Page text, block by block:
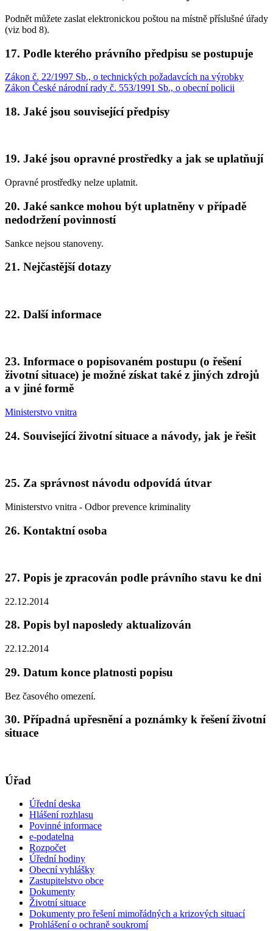
Podnět můžete zaslat elektronickou poštou na místně příslušné úřady
(viz bod 8).
17. Podle kterého právního předpisu se postupuje
Zákon č. 22/1997 Sb., o technických požadavcích na výrobky
Zákon České národní rady č. 553/1991 Sb., o obecní policii
18. Jaké jsou související předpisy
19. Jaké jsou opravné prostředky a jak se uplatňují
Opravné prostředky nelze uplatnit.
20. Jaké sankce mohou být uplatněny v případě
nedodržení povinností
Sankce nejsou stanoveny.
21. Nejčastější dotazy
22. Další informace
23. Informace o popisovaném postupu (o řešení
životní situace) je možné získat také z jiných zdrojů
a v jiné formě
Ministerstvo vnitra
24. Související životní situace a návody, jak je řešit
25. Za správnost návodu odpovídá útvar
Ministerstvo vnitra - Odbor prevence kriminality
26. Kontaktní osoba
27. Popis je zpracován podle právního stavu ke dni
22.12.2014
28. Popis byl naposledy aktualizován
22.12.2014
29. Datum konce platnosti popisu
Bez časového omezení.
30. Případná upřesnění a poznámky k řešení životní
situace
Úřad
Úřední deska
Hlášení rozhlasu
Povinné informace
e-podatelna
Rozpočet
Úřední hodiny
Obecní vyhlášky
Zastupitelstvo obce
Dokumenty
Životní situace
Dokumenty pro řešení mimořádných a krizových situací
Prohlášení o ochraně soukromí